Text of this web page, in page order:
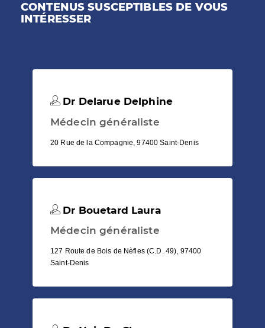
CONTENUS SUSCEPTIBLES DE VOUS
INTÉRESSER
Dr Delarue Delphine
Médecin généraliste
20 Rue de la Compagnie, 97400 Saint-Denis
Dr Bouetard Laura
Médecin généraliste
127 Route de Bois de Nèfles (C.D. 49), 97400
Saint-Denis